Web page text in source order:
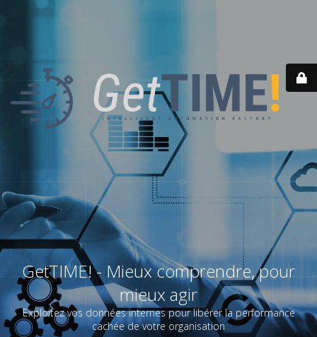
GetTIME! - Mieux comprendre, pour
mieux agir
Exploitez vos données internes pour libérer la performance
cachée de votre organisation